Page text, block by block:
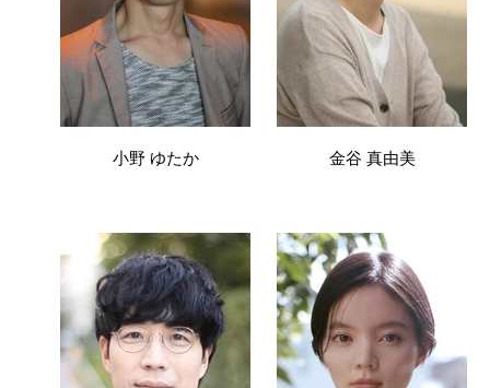
小野 ゆたか 金谷 真由美